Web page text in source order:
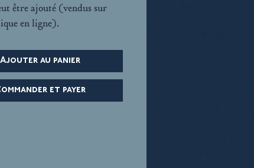
être ajouté (vendus sur
en ligne).
Ajouter au panier
et payer